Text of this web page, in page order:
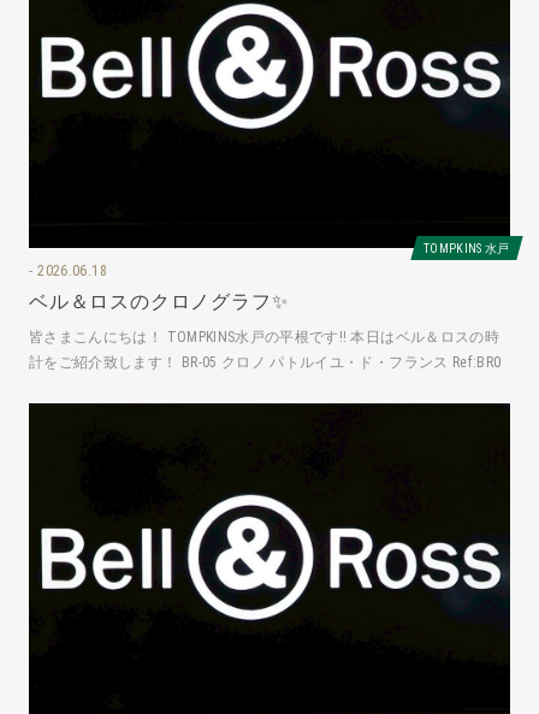
TOMPKINS 水戸
2026.06.18
ベル＆ロスのクロノグラフ✨
皆さまこんにちは！ TOMPKINS水戸の平根です‼️ 本日はベル＆ロスの時
計をご紹介致します！ BR-05 クロノ パトルイユ・ド・フランス Ref:BR0